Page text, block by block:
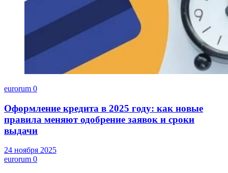
eurorum 0
Оформление кредита в 2025 году: как новые
правила меняют одобрение заявок и сроки
выдачи
24 ноября 2025
eurorum 0